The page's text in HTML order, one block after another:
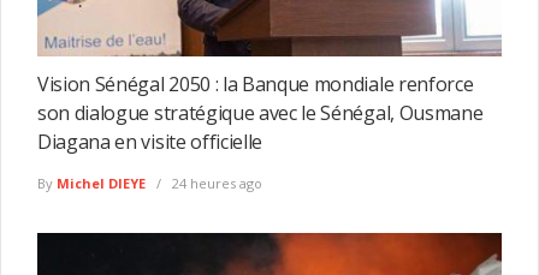
Vision Sénégal 2050 : la Banque mondiale renforce
son dialogue stratégique avec le Sénégal, Ousmane
Diagana en visite officielle
By Michel DIEYE 24 heures ago